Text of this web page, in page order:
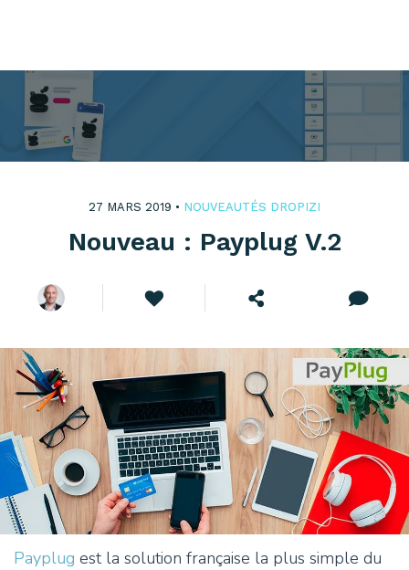
27 MARS 2019 • NOUVEAUTÉS DROPIZI
Nouveau : Payplug V.2
Payplug est la solution française la plus simple du